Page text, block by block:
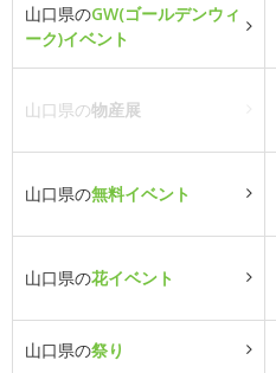
山口県のGW(ゴールデンウィ
ーク)イベント
山口県の物産展
山口県の無料イベント
山口県の花イベント
山口県の祭り